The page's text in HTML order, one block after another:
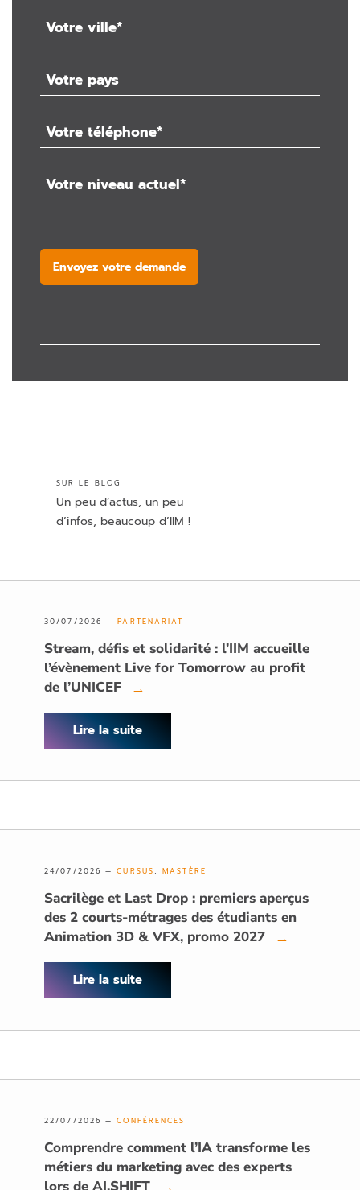
Envoyez votre demande
SUR LE BLOG
Un peu d’actus, un peu
d’infos, beaucoup d’IIM !
30/07/2026 —PARTENARIAT
Stream, défis et solidarité : l’IIM accueille
l’évènement Live for Tomorrow au profit
de l’UNICEF
→
Lire la suite
24/07/2026 —CURSUS,MASTÈRE
Sacrilège et Last Drop : premiers aperçus
des 2 courts-métrages des étudiants en
Animation 3D & VFX, promo 2027
→
Lire la suite
22/07/2026 —CONFÉRENCES
Comprendre comment l’IA transforme les
métiers du marketing avec des experts
lors de AI.SHIFT